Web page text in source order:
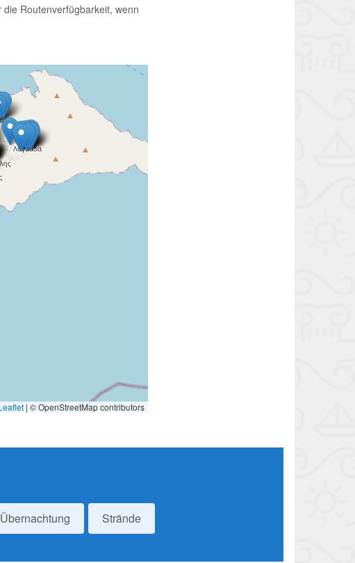
Routenverfügbarkeit, wenn
| © OpenStreetMap contributors
Übernachtung Strände